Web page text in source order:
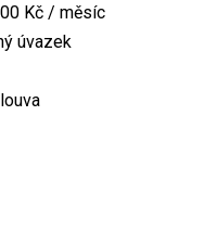
Kč / měsíc
úvazek